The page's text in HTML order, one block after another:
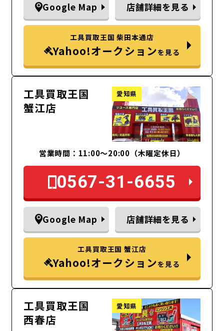
Google Map 店舗詳細を見る
工具買取王国 柴田本通店
Yahoo!オークションを見る
工具買取王国
蟹江店
愛知県
営業時間：11:00～20:00（木曜定休日）
0567-31-6655
Google Map 店舗詳細を見る
工具買取王国 蟹江店
Yahoo!オークションを見る
工具買取王国
西春店
愛知県